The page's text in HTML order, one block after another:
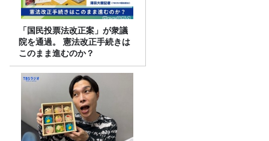
「国民投票法改正案」が衆議
院を通過。 憲法改正手続きは
このまま進むのか？